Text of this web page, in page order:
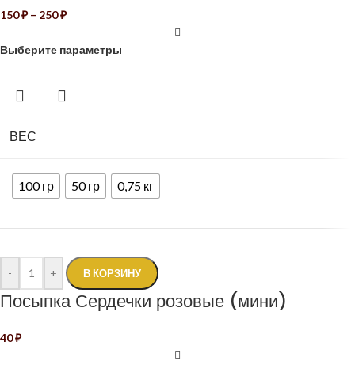
150₽ – 250₽
Выберите параметры
ВЕС
100 гр 50 гр 0,75 кг
- + В КОРЗИНУ
Посыпка Сердечки розовые (мини)
40₽